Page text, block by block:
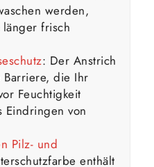
werden,
frisch
: Der Anstrich
die Ihr
Feuchtigkeit
Eindringen von
Pilz- und
enthält